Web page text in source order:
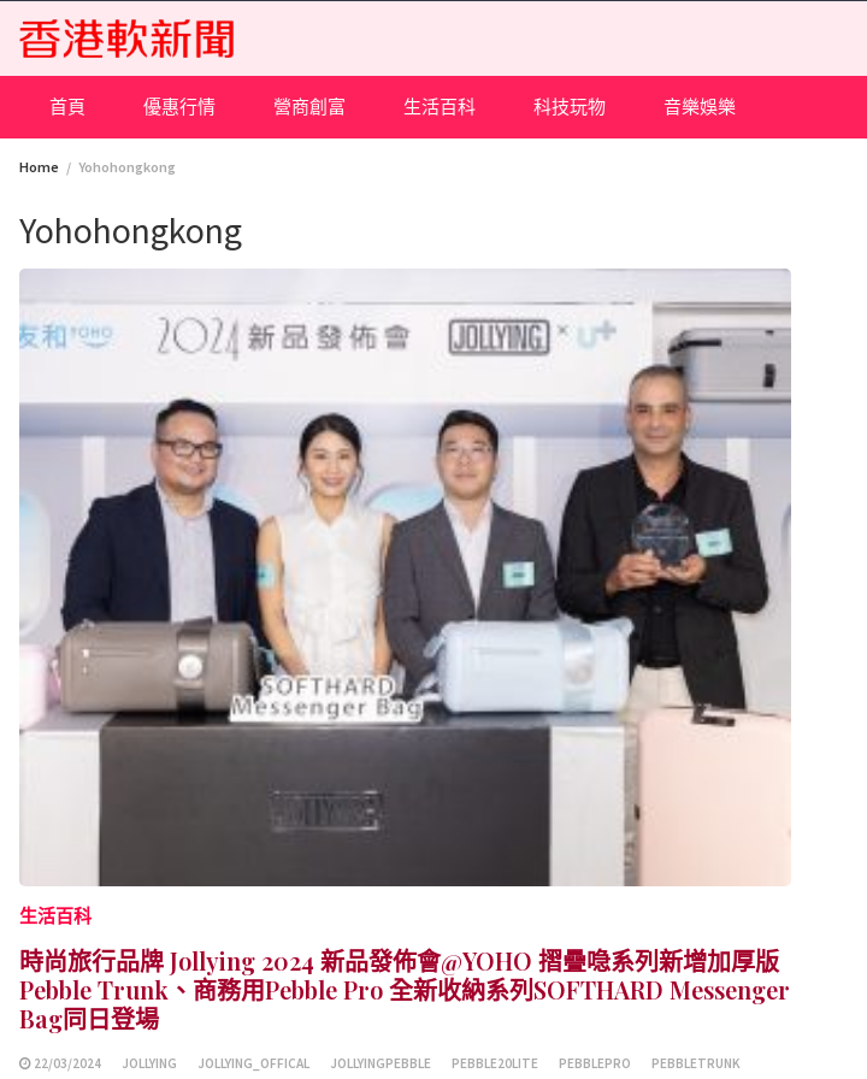
content
首頁 優惠行情 營商創富 生活百科 科技玩物 音樂娛樂
Home Yohohongkong
Yohohongkong
生活百科
時尚旅行品牌 Jollying 2024 新品發佈會@YOHO 摺疊喼系列新增加厚版
Pebble Trunk、商務用Pebble Pro 全新收納系列SOFTHARD Messenger
Bag同日登場
22/03/2024 JOLLYING JOLLYING_OFFICAL JOLLYINGPEBBLE PEBBLE20LITE PEBBLEPRO
PEBBLETRUNK